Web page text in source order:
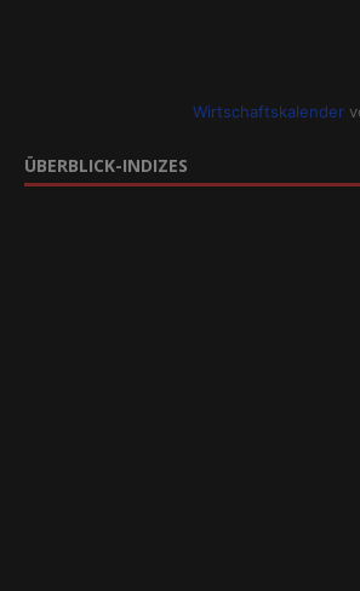
Wirtschaftskalender
ÜBERBLICK-INDIZES